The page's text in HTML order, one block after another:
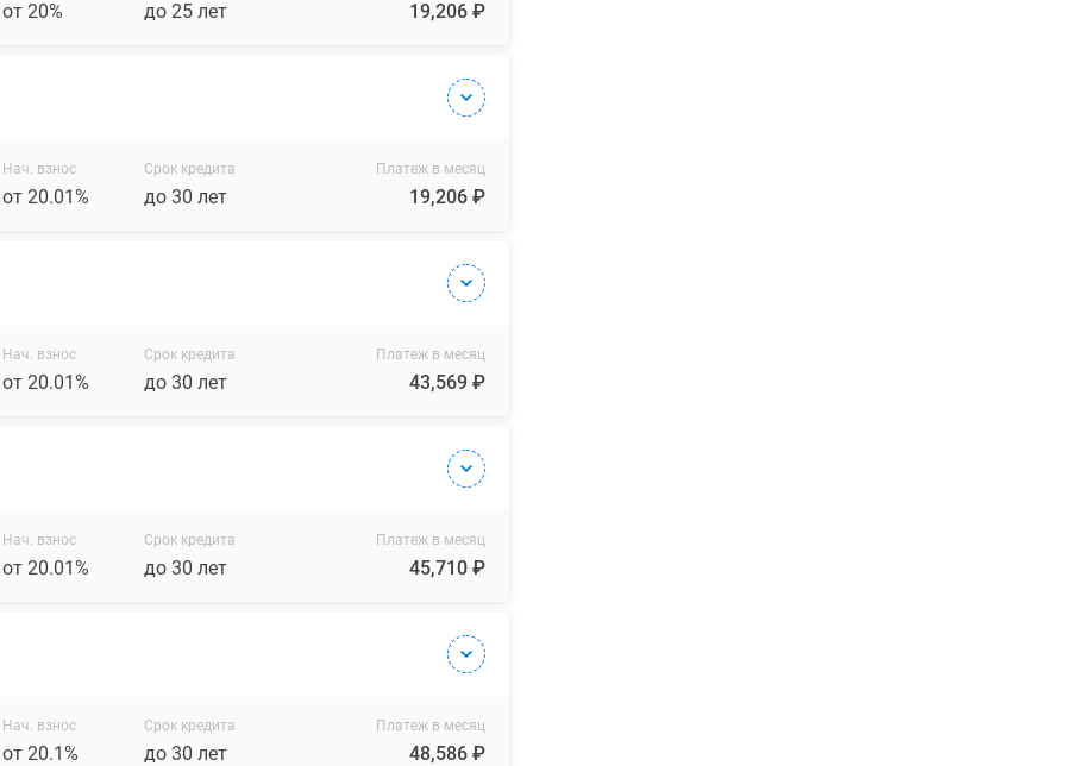
от 20% до 25 лет 19,206 ₽
Нач. взнос
от 20.01%
Срок кредита
до 30 лет
Платеж в месяц
19,206 ₽
Нач. взнос
от 20.01%
Срок кредита
до 30 лет
Платеж в месяц
43,569 ₽
Нач. взнос
от 20.01%
Срок кредита
до 30 лет
Платеж в месяц
45,710 ₽
Нач. взнос
от 20.1%
Срок кредита
до 30 лет
Платеж в месяц
48,586 ₽